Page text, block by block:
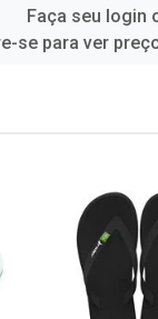
Faça seu login
se para ver